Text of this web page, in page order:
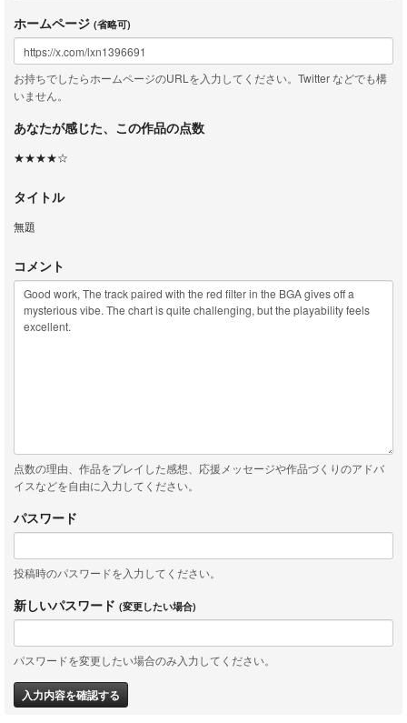
ホームページ (省略可)
お持ちでしたらホームページのURLを入力してください。Twitter などでも構
いません。
あなたが感じた、この作品の点数
★★★★☆
タイトル
無題
コメント
点数の理由、作品をプレイした感想、応援メッセージや作品づくりのアドバ
イスなどを自由に入力してください。
パスワード
投稿時のパスワードを入力してください。
新しいパスワード (変更したい場合)
パスワードを変更したい場合のみ入力してください。
入力内容を確認する